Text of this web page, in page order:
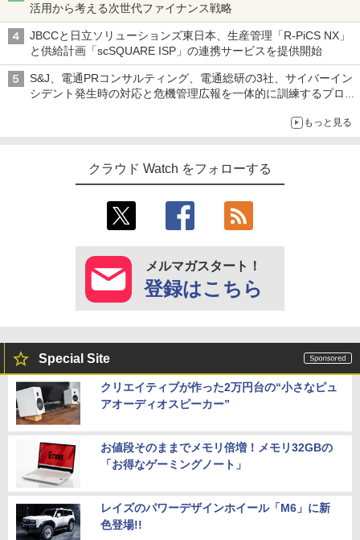
活用から考える次世代ファイナンス戦略
JBCCと日立ソリューションズ東日本、生産管理「R-PiCS NX」
と供給計画「scSQUARE ISP」の連携サービスを提供開始
S&J、電通PRコンサルティング、電通総研の3社、サイバーイン
シデント発生時の対応と危機管理広報を一体的に訓練するプログ
もっと見る
クラウド Watch をフォローする
メルマガスタート！
登録はこちら
Special Site
クリエイティブが作った2万円台の“小さなピュ
アオーディオスピーカー”
お値段そのままでメモリ倍増！メモリ32GBの
「お得なゲーミングノート」
レイズのパワーデザインホイール「M6」に新
色登場!!